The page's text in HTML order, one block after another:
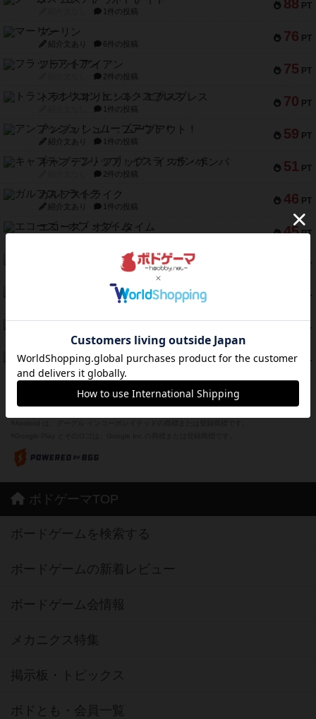
88 PT
1件の投稿
76 PT
マーリン
紹介文あり 6件の投稿
75 PT
フラットアイアン
2件の投稿
70 PT
トランスオリエント・エクスプレス
1件の投稿
59 PT
アンブッシュ！：ムーブアウト！
紹介文あり 1件の投稿
51 PT
キャプテン・フリップ：イスラ・ボンバ
2件の投稿
46 PT
ガルフストライク
紹介文あり 1件の投稿
45 PT
エコーズ・オブ・タイム
PT
12件の投稿
PT
1件の投稿
PT
Bitter End ブタペスト救出作戦
紹介文なし 1件の投稿
42 PT
ドコジャン
紹介文あり 10件の投稿
※Apple、Apple のロゴ は、米国および他の国々で登録されたApple Inc.の商標です。
ボドゲーマTOP
ボードゲームを検索する
ボードゲームの新着レビュー
ボードゲーム会情報
メカニクス特集
掲示板・トピックス
ボドとも・会員一覧